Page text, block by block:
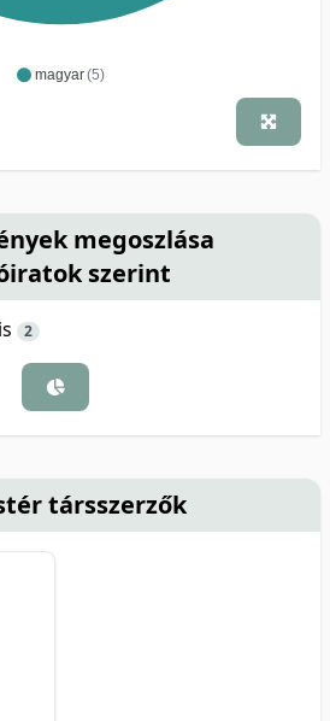
magyar(5)
megoszlása
szerint
2
társszerzők